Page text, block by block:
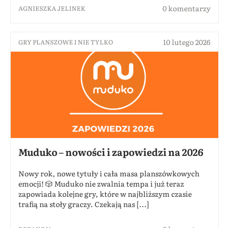
AGNIESZKA JELINEK 0 komentarzy
GRY PLANSZOWE I NIE TYLKO 10 lutego 2026
Muduko – nowości i zapowiedzi na 2026
Nowy rok, nowe tytuły i cała masa planszówkowych
emocji! 🎲 Muduko nie zwalnia tempa i już teraz
zapowiada kolejne gry, które w najbliższym czasie
trafią na stoły graczy. Czekają nas [...]